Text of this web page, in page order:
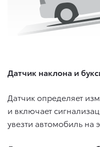
Датчик наклона и
Датчик определяет
и включает
увезти автомобиль на